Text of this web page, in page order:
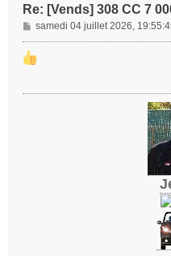
Re: [Vends] 308 CC 7
M
e
s
samedi 04 juillet 2026,